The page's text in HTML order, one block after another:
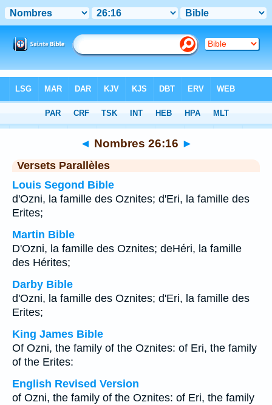
Chapitre 26> Verset 16
◄ Nombres 26:16 ►
Versets Parallèles
Louis Segond Bible
d'Ozni, la famille des Oznites; d'Eri, la famille des
Erites;
Martin Bible
D'Ozni, la famille des Oznites; deHéri, la famille
des Hérites;
Darby Bible
d'Ozni, la famille des Oznites; d'Eri, la famille des
Erites;
King James Bible
Of Ozni, the family of the Oznites: of Eri, the family
of the Erites:
English Revised Version
of Ozni, the family of the Oznites: of Eri, the family